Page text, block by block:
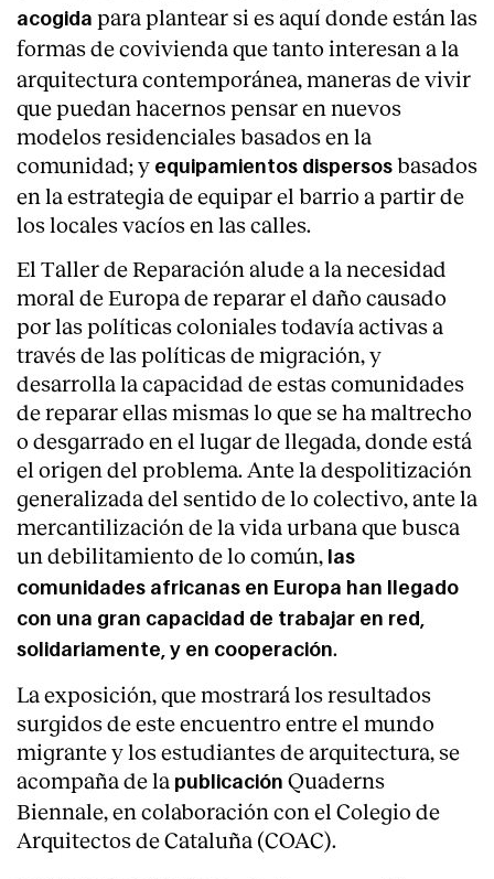
acogida para plantear si es aquí donde están las
formas de covivienda que tanto interesan a la
arquitectura contemporánea, maneras de vivir
que puedan hacernos pensar en nuevos
modelos residenciales basados en la
comunidad; y equipamientos dispersos basados
en la estrategia de equipar el barrio a partir de
los locales vacíos en las calles.
El Taller de Reparación alude a la necesidad
moral de Europa de reparar el daño causado
por las políticas coloniales todavía activas a
través de las políticas de migración, y
desarrolla la capacidad de estas comunidades
de reparar ellas mismas lo que se ha maltrecho
o desgarrado en el lugar de llegada, donde está
el origen del problema. Ante la despolitización
generalizada del sentido de lo colectivo, ante la
mercantilización de la vida urbana que busca
un debilitamiento de lo común, las
comunidades africanas en Europa han llegado
con una gran capacidad de trabajar en red,
solidariamente, y en cooperación.
La exposición, que mostrará los resultados
surgidos de este encuentro entre el mundo
migrante y los estudiantes de arquitectura, se
acompaña de la publicación Quaderns
Biennale, en colaboración con el Colegio de
Arquitectos de Cataluña (COAC).